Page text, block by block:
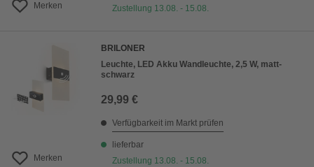
Merken
Zustellung 13.08. - 15.08.
Merken
BRILONER
Leuchte, LED Akku Wandleuchte, 2,5 W, matt-
schwarz
29,99 €
Verfügbarkeit im Markt prüfen
lieferbar
Zustellung 13.08. - 15.08.